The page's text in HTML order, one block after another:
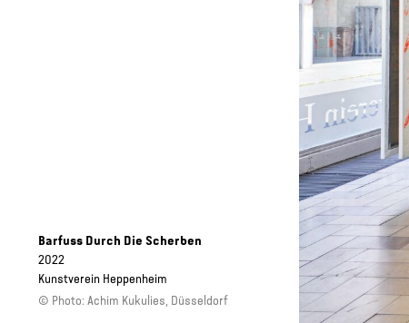
Barfuss Durch Die Scherben
2022
Kunstverein Heppenheim
Achim Kukulies, Düsseldorf